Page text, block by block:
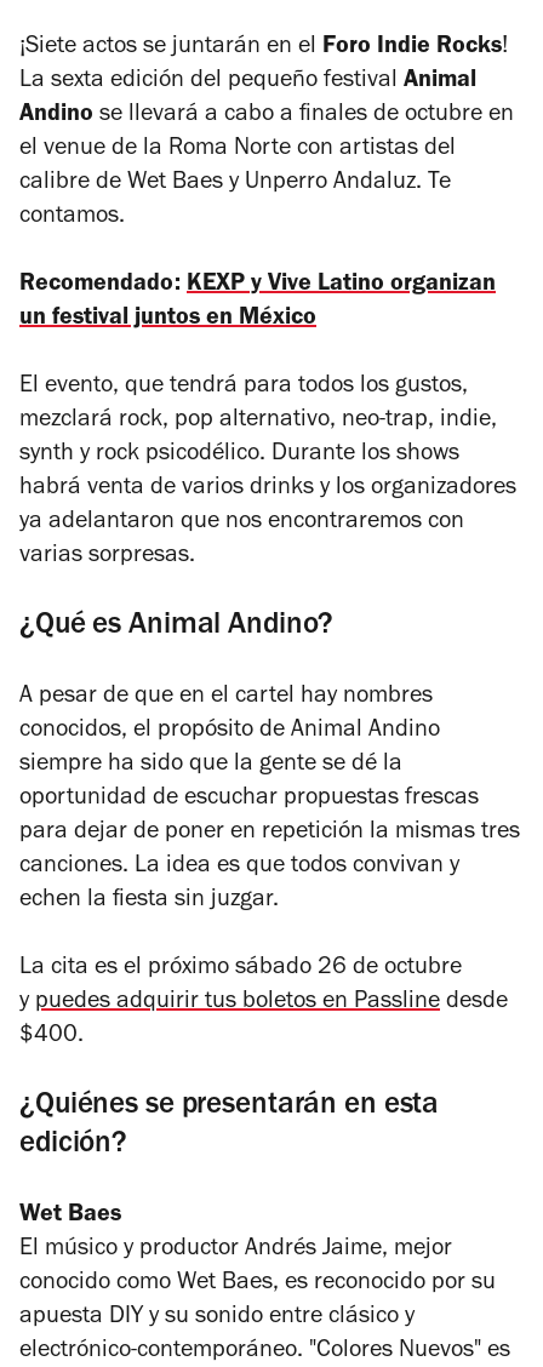
¡Siete actos se juntarán en el Foro Indie Rocks!
La sexta edición del pequeño festival Animal
Andino se llevará a cabo a finales de octubre en
el venue de la Roma Norte con artistas del
calibre de Wet Baes y Unperro Andaluz. Te
contamos.
Recomendado: KEXP y Vive Latino organizan
un festival juntos en México
El evento, que tendrá para todos los gustos,
mezclará rock, pop alternativo, neo-trap, indie,
synth y rock psicodélico. Durante los shows
habrá venta de varios drinks y los organizadores
ya adelantaron que nos encontraremos con
varias sorpresas.
¿Qué es Animal Andino?
A pesar de que en el cartel hay nombres
conocidos, el propósito de Animal Andino
siempre ha sido que la gente se dé la
oportunidad de escuchar propuestas frescas
para dejar de poner en repetición la mismas tres
canciones. La idea es que todos convivan y
echen la fiesta sin juzgar.
La cita es el próximo sábado 26 de octubre
y puedes adquirir tus boletos en Passline desde
$400.
¿Quiénes se presentarán en esta
edición?
Wet Baes
El músico y productor Andrés Jaime, mejor
conocido como Wet Baes, es reconocido por su
apuesta DIY y su sonido entre clásico y
electrónico-contemporáneo. "Colores Nuevos" es